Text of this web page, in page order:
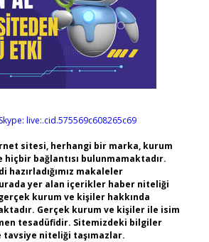
Skype: live:.cid.575569c608265c69
sitesi, herhangi bir marka, kurum
hiçbir bağlantısı bulunmamaktadır.
hazırladığımız makaleler
yer alan içerikler haber niteliği
kurum ve kişiler hakkında
Gerçek kurum ve kişiler ile isim
tesadüfidir. Sitemizdeki bilgiler
niteliği taşımazlar.